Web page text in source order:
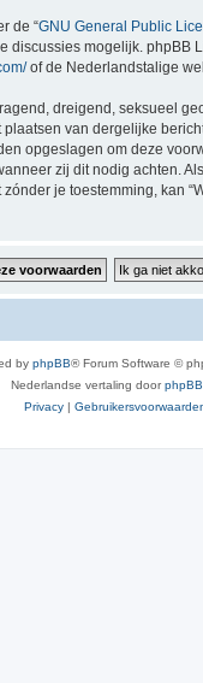
de “GNU General Public
discussies mogelijk.
of de Nederlandstalige
dreigend, seksueel
van dergelijke
opgeslagen om deze
zij dit nodig achten.
je toestemming, kan
by phpBB® Forum Software ©
Nederlandse vertaling door
Privacy |